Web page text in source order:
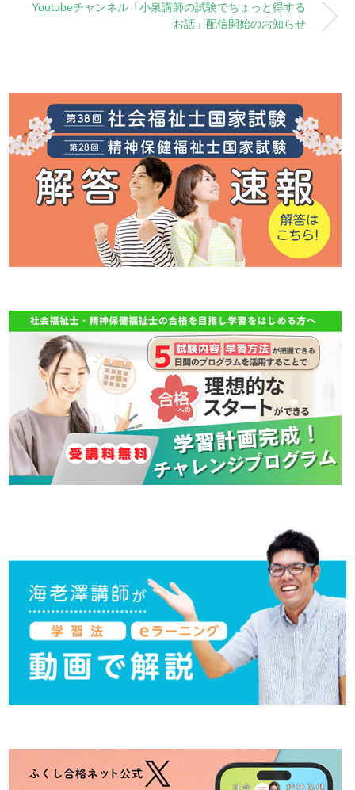
Youtubeチャンネル「小泉講師の試験でちょっと得する
お話」配信開始のお知らせ